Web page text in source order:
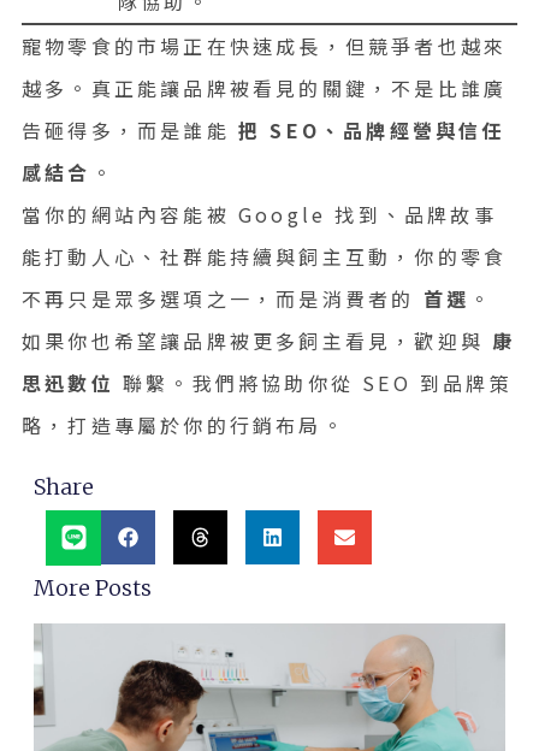
寵物零食的市場正在快速成長，但競爭者也越來
越多。真正能讓品牌被看見的關鍵，不是比誰廣
告砸得多，而是誰能 把 SEO、品牌經營與信任
感結合 。
當你的網站內容能被 Google 找到、品牌故事
能打動人心、社群能持續與飼主互動，你的零食
不再只是眾多選項之一，而是消費者的 首選 。
如果你也希望讓品牌被更多飼主看見，歡迎與康
思迅數位 聯繫。我們將協助你從 SEO 到品牌策
略，打造專屬於你的行銷布局。
Share
More Posts